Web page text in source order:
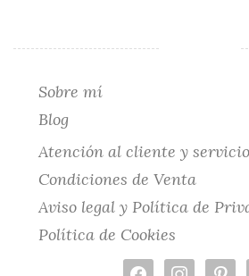
Sobre mí
Blog
Atención al cliente y
Condiciones de Venta
Aviso legal y Política de
Política de Cookies
facebookinstagram